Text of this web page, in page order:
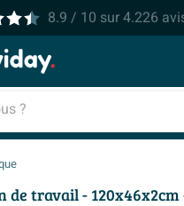
8.9 / 10 sur4.226